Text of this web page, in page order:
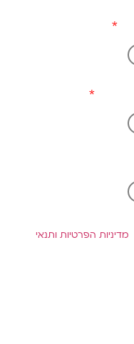
מדיניות הפרטיות ותנאי